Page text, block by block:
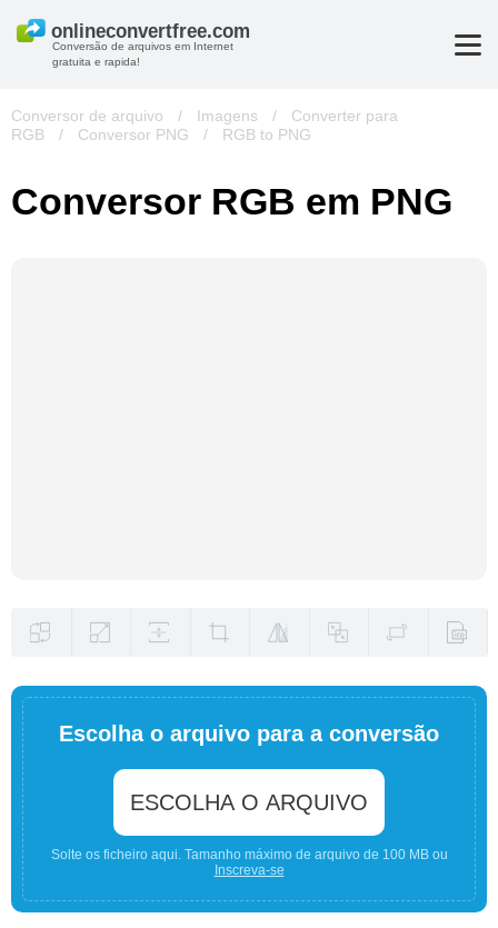
Conversão de arquivos em Internet
gratuita e rapida!
Conversor de arquivo / Imagens /
Converter para
RGB
/ Conversor PNG / RGB to PNG
Conversor RGB em PNG
Escolha o arquivo para a conversão
ESCOLHA O ARQUIVO
Solte os ficheiro aqui. Tamanho máximo de arquivo de 100 MB ou
Inscreva-se